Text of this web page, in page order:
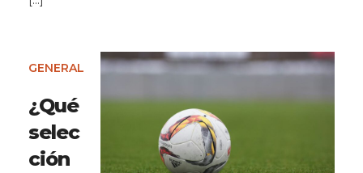
GENERAL
¿Qué
selec
ción